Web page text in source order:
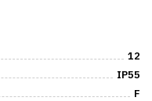
12
IP55
F